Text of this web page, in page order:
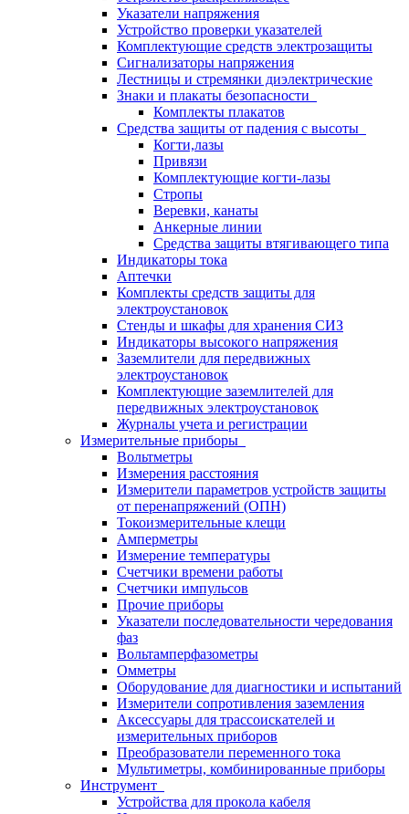
Указатели напряжения
Устройство проверки указателей
Комплектующие средств электрозащиты
Сигнализаторы напряжения
Лестницы и стремянки диэлектрические
Знаки и плакаты безопасности
Комплекты плакатов
Средства защиты от падения с высоты
Когти,лазы
Привязи
Комплектующие когти-лазы
Стропы
Веревки, канаты
Анкерные линии
Средства защиты втягивающего типа
Индикаторы тока
Аптечки
Комплекты средств защиты для
электроустановок
Стенды и шкафы для хранения СИЗ
Индикаторы высокого напряжения
Заземлители для передвижных
электроустановок
Комплектующие заземлителей для
передвижных электроустановок
Журналы учета и регистрации
Измерительные приборы
Вольтметры
Измерения расстояния
Измерители параметров устройств защиты
от перенапряжений (ОПН)
Токоизмерительные клещи
Амперметры
Измерение температуры
Счетчики времени работы
Счетчики импульсов
Прочие приборы
Указатели последовательности чередования
фаз
Вольтамперфазометры
Омметры
Оборудование для диагностики и испытаний
Измерители сопротивления заземления
Аксессуары для трассоискателей и
измерительных приборов
Преобразователи переменного тока
Мультиметры, комбинированные приборы
Инструмент
Устройства для прокола кабеля